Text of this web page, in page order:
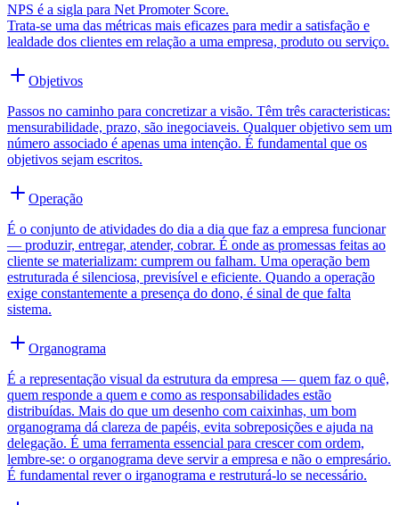
NPS é a sigla para Net Promoter Score.
Trata-se uma das métricas mais eficazes para medir a satisfação e
lealdade dos clientes em relação a uma empresa, produto ou serviço.
Objetivos
Passos no caminho para concretizar a visão. Têm três caracteristicas:
mensurabilidade, prazo, são inegociaveis. Qualquer objetivo sem um
número associado é apenas uma intenção. É fundamental que os
objetivos sejam escritos.
Operação
É o conjunto de atividades do dia a dia que faz a empresa funcionar
— produzir, entregar, atender, cobrar. É onde as promessas feitas ao
cliente se materializam: cumprem ou falham. Uma operação bem
estruturada é silenciosa, previsível e eficiente. Quando a operação
exige constantemente a presença do dono, é sinal de que falta
sistema.
Organograma
É a representação visual da estrutura da empresa — quem faz o quê,
quem responde a quem e como as responsabilidades estão
distribuídas. Mais do que um desenho com caixinhas, um bom
organograma dá clareza de papéis, evita sobreposições e ajuda na
delegação. É uma ferramenta essencial para crescer com ordem,
lembre-se: o organograma deve servir a empresa e não o empresário.
É fundamental rever o irganograma e restruturá-lo se necessário.